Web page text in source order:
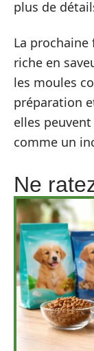
plus de
La prochaine
riche en
les moules
préparation
elles
comme un
Ne